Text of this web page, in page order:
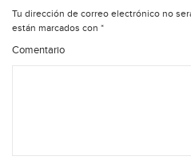
Tu dirección de correo electrónico no
están marcados con *
Comentario